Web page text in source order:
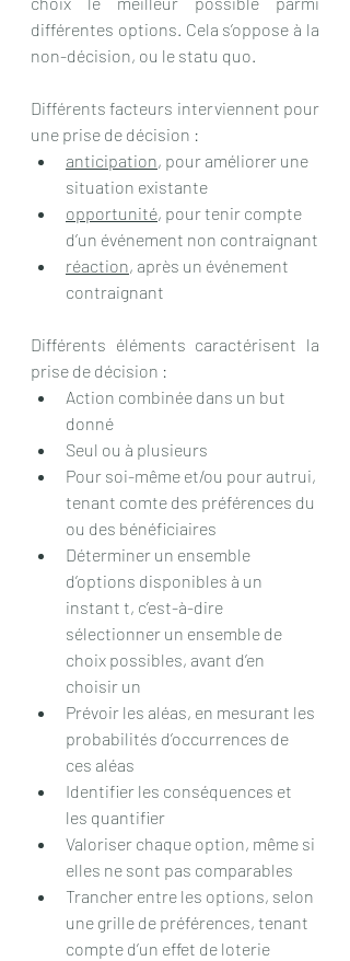
différentes options. Cela s’oppose à la
non-décision, ou le statu quo.
Différents facteurs interviennent pour
une prise de décision :
anticipation, pour améliorer une
situation existante
opportunité, pour tenir compte
d’un événement non contraignant
réaction, après un événement
contraignant
Différents éléments caractérisent la
prise de décision :
Action combinée dans un but
donné
Seul ou à plusieurs
Pour soi-même et/ou pour autrui,
tenant comte des préférences du
ou des bénéficiaires
Déterminer un ensemble
d’options disponibles à un
instant t, c’est-à-dire
sélectionner un ensemble de
choix possibles, avant d’en
choisir un
Prévoir les aléas, en mesurant les
probabilités d’occurrences de
ces aléas
Identifier les conséquences et
les quantifier
Valoriser chaque option, même si
elles ne sont pas comparables
Trancher entre les options, selon
une grille de préférences, tenant
compte d’un effet de loterie